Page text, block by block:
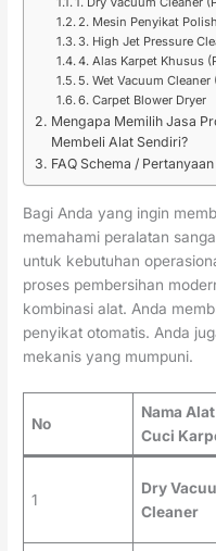
2. Mesin Penyikat
3. High Jet Pressure
4. Alas Karpet Khusus
5. Wet Vacuum Cleaner
6. Carpet Blower Dryer
Mengapa Memilih Jasa
Membeli Alat Sendiri?
FAQ Schema /
Bagi Anda yang ingin
memahami peralatan
untuk kebutuhan
proses pembersihan
kombinasi alat. Anda
penyikat otomatis. Anda
mekanis yang mumpuni.
No
Nama Alat
Cuci
1
Dry
Cleaner